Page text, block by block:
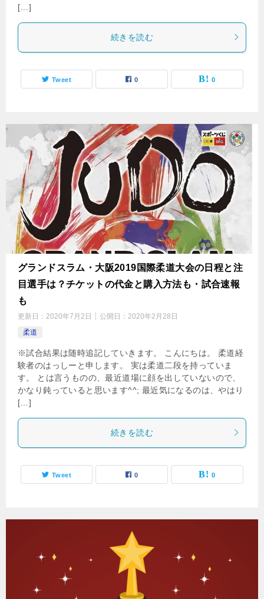
[…]
続きを読む
Tweet 0 0
グランドスラム・大阪2019国際柔道大会の日程と注
目選手は？チケットの代金と購入方法も・試合速報
も
更新日： 2020年7月2日 公開日： 2020年2月28日
柔道
※試合結果は随時追記していきます。 こんにちは。 柔道経
験者のはっしーと申します。 実は柔道二段を持っていま
す。 とは言うものの、最近道場に顔を出していないので、
かなり鈍っていると思います^^; 最近気になるのは、やはり
[…]
続きを読む
Tweet 0 0